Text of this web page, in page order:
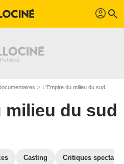
profil search
L'Empire du milieu du sud
milieu du sud
Casting Critiques